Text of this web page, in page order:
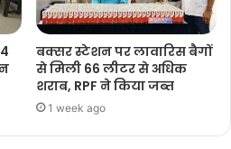
बक्सर स्टेशन पर लावारिस बैगों
से मिली 66 लीटर से अधिक
शराब, RPF ने किया जब्त
1 week ago